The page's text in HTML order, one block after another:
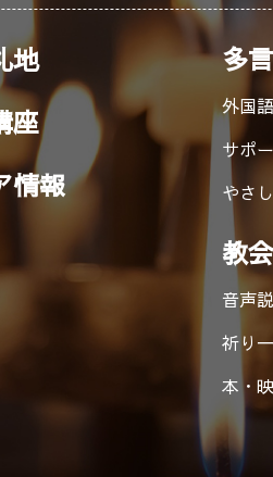
地
座
情報
多
外国
サポ
やさ
教
音声
祈り
本・